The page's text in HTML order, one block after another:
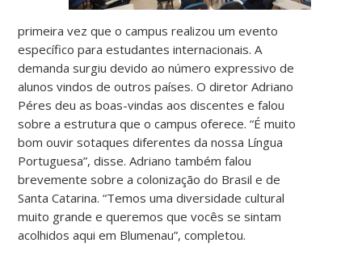
primeira vez que o campus realizou um evento
específico para estudantes internacionais. A
demanda surgiu devido ao número expressivo de
alunos vindos de outros países. O diretor Adriano
Péres deu as boas-vindas aos discentes e falou
sobre a estrutura que o campus oferece. “É muito
bom ouvir sotaques diferentes da nossa Língua
Portuguesa”, disse. Adriano também falou
brevemente sobre a colonização do Brasil e de
Santa Catarina. “Temos uma diversidade cultural
muito grande e queremos que vocês se sintam
acolhidos aqui em Blumenau”, completou.